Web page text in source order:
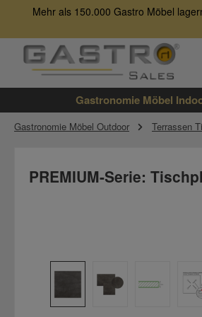
Hauptinhalt springen
Zur Suche springen
Zur Hauptnavigation springen
Mehr als 150.000 Gastro Möbel
Gastronomie Möbel
Gastronomie Möbel Outdoor Terrassen
PREMIUM-Serie:
Bildergalerie überspringen